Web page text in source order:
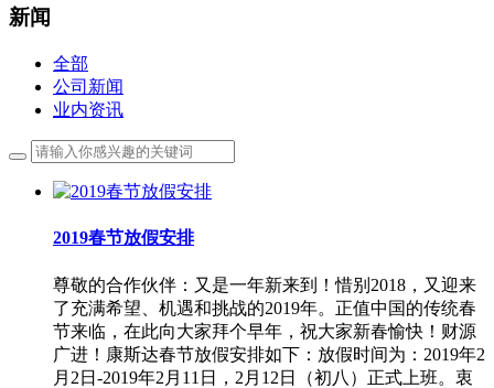
新闻
全部
公司新闻
业内资讯
2019春节放假安排
尊敬的合作伙伴：又是一年新来到！惜别2018，又迎来
了充满希望、机遇和挑战的2019年。正值中国的传统春
节来临，在此向大家拜个早年，祝大家新春愉快！财源
广进！康斯达春节放假安排如下：放假时间为：2019年2
月2日-2019年2月11日，2月12日（初八）正式上班。衷